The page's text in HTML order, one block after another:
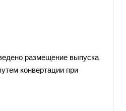
размещение выпуска
конвертации при